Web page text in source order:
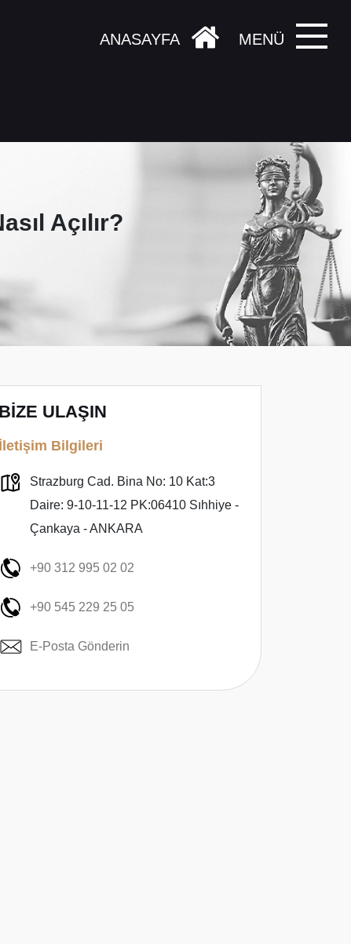
MENÜ
ANASAYFA
Açılır?
BİZE ULAŞIN
İletişim Bilgileri
Strazburg Cad. Bina No: 10 Kat:3
Daire: 9-10-11-12 PK:06410 Sıhhiye -
Çankaya - ANKARA
+90 312 995 02 02
+90 545 229 25 05
E-Posta Gönderin